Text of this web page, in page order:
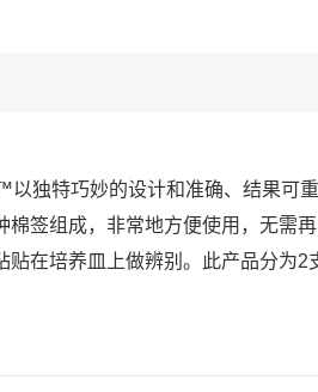
以独特巧妙的设计和准确、结果可
棉签组成，非常地方便使用，无需
贴在培养皿上做辨别。此产品分为2